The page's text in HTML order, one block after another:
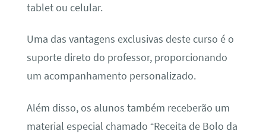
tablet ou celular.
Uma das vantagens exclusivas deste curso é o
suporte direto do professor, proporcionando
um acompanhamento personalizado.
Além disso, os alunos também receberão um
material especial chamado “Receita de Bolo da